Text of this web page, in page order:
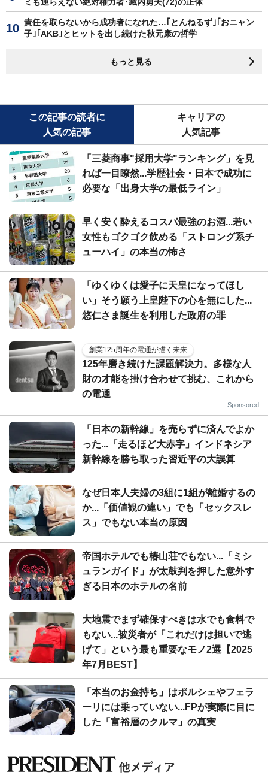
責任を取らないから成功者になれた…｢とんねるず｣｢おニャン
子｣｢AKB｣とヒットを出し続けた秋元康の哲学
もっと見る
この記事の読者に
人気の記事
キャリアの
人気記事
「三菱商事"採用大学"ランキング」を見
れば一目瞭然...学歴社会・日本で成功に
必要な「出身大学の最低ライン」
早く安く酔えるコスパ最強のお酒...若い
女性もゴクゴク飲める「ストロング系チ
ューハイ」の本当の怖さ
「ゆくゆくは愛子に天皇になってほし
い」そう願う上皇陛下の心を無にした...
悠仁さま誕生を利用した政府の罪
創業125周年の電通が描く未来
125年磨き続けた課題解決力。多様な人
財の才能を掛け合わせて挑む、これから
の電通
Sponsored
「日本の新幹線」を売らずに済んでよか
った...「走るほど大赤字」インドネシア
新幹線を勝ち取った習近平の大誤算
なぜ日本人夫婦の3組に1組が離婚するの
か...「価値観の違い」でも「セックスレ
ス」でもない本当の原因
帝国ホテルでも椿山荘でもない...「ミシ
ュランガイド」が太鼓判を押した意外す
ぎる日本のホテルの名前
大地震でまず確保すべきは水でも食料で
もない...被災者が「これだけは担いで逃
げて」という最も重要なモノ2選【2025
年7月BEST】
「本当のお金持ち」はポルシェやフェラ
ーリには乗っていない...FPが実際に目に
した「富裕層のクルマ」の真実